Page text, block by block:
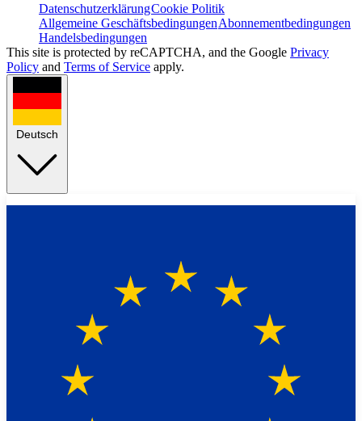
DatenschutzerklärungCookie Politik
Allgemeine GeschäftsbedingungenAbonnementbedingungen
Handelsbedingungen
This site is protected by reCAPTCHA, and the Google Privacy
Policy and Terms of Service apply.
Deutsch